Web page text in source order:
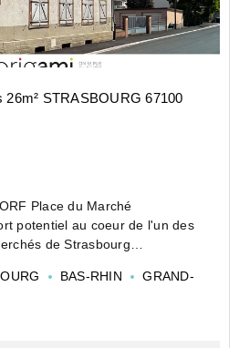
STRASBOURG 67100
Place du Marché
potentiel au coeur de l'un des
de Strasbourg
seulement de la très
BAS-RHIN
GRAND-